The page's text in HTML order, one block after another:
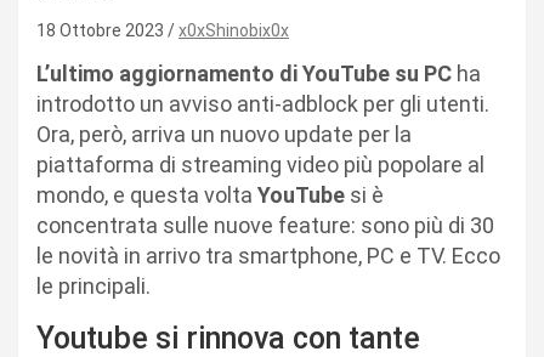
18 Ottobre 2023 x0xShinobix0x
L’ultimo aggiornamento di YouTube su PC ha
introdotto un avviso anti-adblock per gli utenti.
Ora, però, arriva un nuovo update per la
piattaforma di streaming video più popolare al
mondo, e questa volta YouTube si è
concentrata sulle nuove feature: sono più di 30
le novità in arrivo tra smartphone, PC e TV. Ecco
le principali.
Youtube si rinnova con tante